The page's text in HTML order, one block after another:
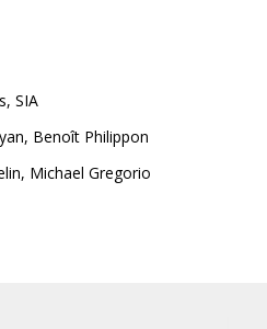
SIA
, Benoît Philippon
, Michael Gregorio